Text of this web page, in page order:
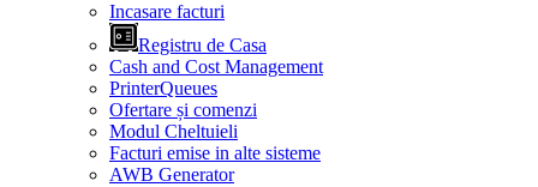
Incasare facturi
Registru de Casa
Cash and Cost Management
PrinterQueues
Ofertare și comenzi
Modul Cheltuieli
Facturi emise in alte sisteme
AWB Generator